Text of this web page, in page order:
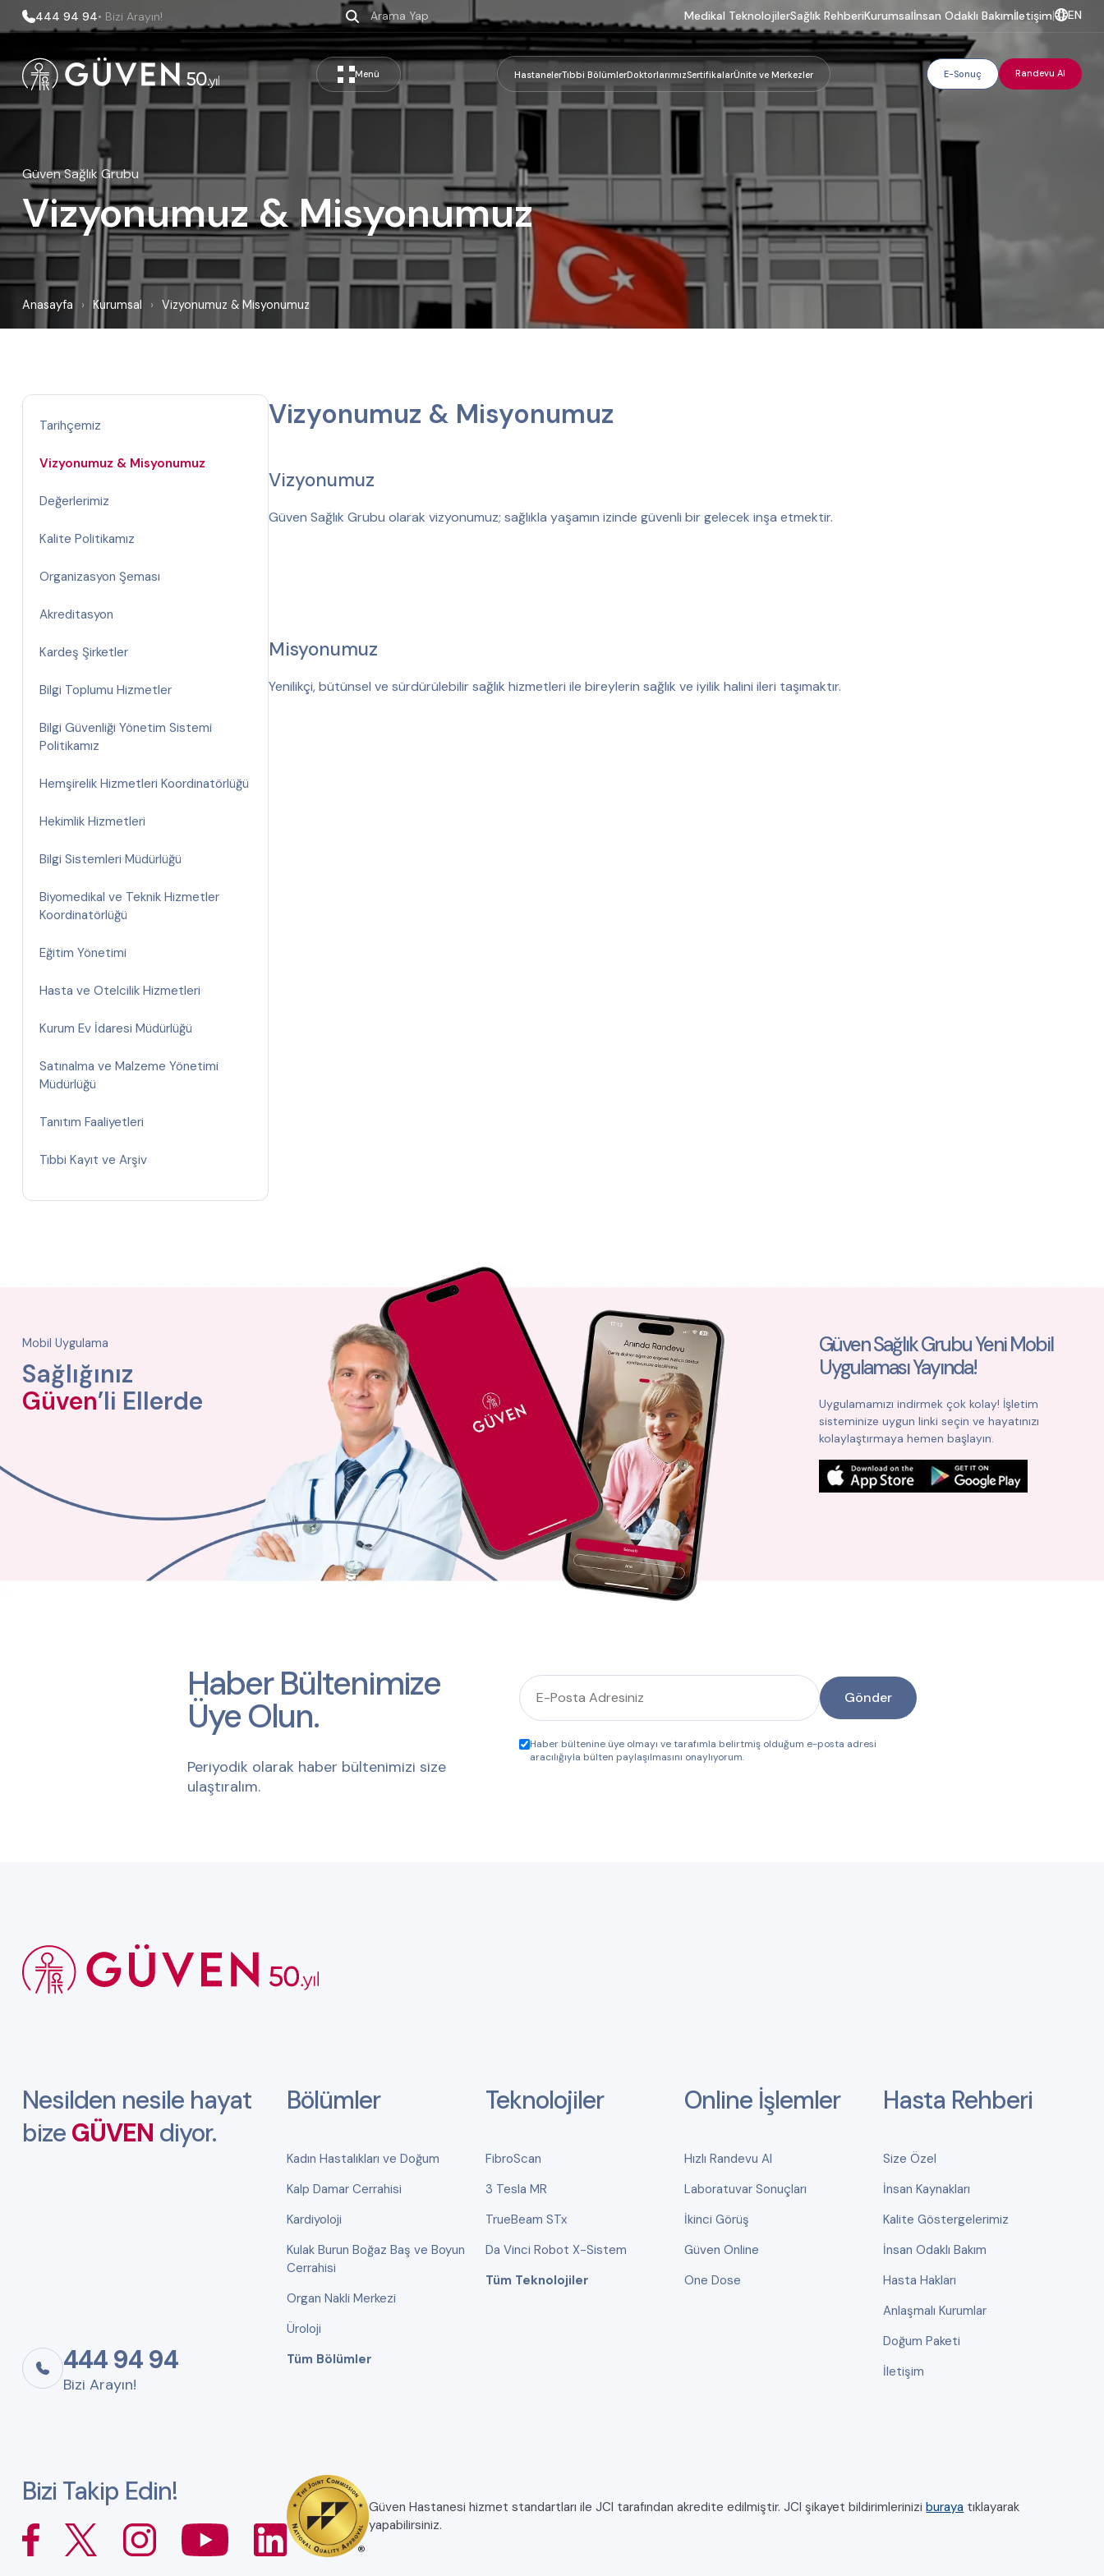
444 94 94• Bizi Arayın! Medikal TeknolojilerSağlık RehberiKurumsalİnsan Odaklı Bakımİletişim| EN
Menü HastanelerTıbbi BölümlerDoktorlarımızSertifikalarÜnite ve Merkezler E-Sonuç Randevu Al
Güven Sağlık Grubu
Vizyonumuz & Misyonumuz
Anasayfa › Kurumsal › Vizyonumuz & Misyonumuz
Tarihçemiz
Vizyonumuz & Misyonumuz
Değerlerimiz
Kalite Politikamız
Organizasyon Şeması
Akreditasyon
Kardeş Şirketler
Bilgi Toplumu Hizmetler
Bilgi Güvenliği Yönetim Sistemi
Politikamız
Hemşirelik Hizmetleri Koordinatörlüğü
Hekimlik Hizmetleri
Bilgi Sistemleri Müdürlüğü
Biyomedikal ve Teknik Hizmetler
Koordinatörlüğü
Eğitim Yönetimi
Hasta ve Otelcilik Hizmetleri
Kurum Ev İdaresi Müdürlüğü
Satınalma ve Malzeme Yönetimi
Müdürlüğü
Tanıtım Faaliyetleri
Tıbbi Kayıt ve Arşiv
Vizyonumuz & Misyonumuz
Vizyonumuz
Güven Sağlık Grubu olarak vizyonumuz; sağlıkla yaşamın izinde güvenli bir gelecek inşa etmektir.
Misyonumuz
Yenilikçi, bütünsel ve sürdürülebilir sağlık hizmetleri ile bireylerin sağlık ve iyilik halini ileri taşımaktır.
Mobil Uygulama
Sağlığınız
Güven’li Ellerde
Güven Sağlık Grubu Yeni Mobil
Uygulaması Yayında!
Uygulamamızı indirmek çok kolay! İşletim
sisteminize uygun linki seçin ve hayatınızı
kolaylaştırmaya hemen başlayın.
Haber Bültenimize
Üye Olun.
Periyodik olarak haber bültenimizi size
ulaştıralım.
Gönder
Haber bültenine üye olmayı ve tarafımla belirtmiş olduğum e-posta adresi
aracılığıyla bülten paylaşılmasını onaylıyorum.
Nesilden nesile hayat
bize GÜVEN diyor.
444 94 94
Bizi Arayın!
Bölümler
Kadın Hastalıkları ve Doğum
Kalp Damar Cerrahisi
Kardiyoloji
Kulak Burun Boğaz Baş ve Boyun
Cerrahisi
Organ Nakli Merkezi
Üroloji
Tüm Bölümler
Teknolojiler
FibroScan
3 Tesla MR
TrueBeam STx
Da Vinci Robot X-Sistem
Tüm Teknolojiler
Online İşlemler
Hızlı Randevu Al
Laboratuvar Sonuçları
İkinci Görüş
Güven Online
One Dose
Hasta Rehberi
Size Özel
İnsan Kaynakları
Kalite Göstergelerimiz
İnsan Odaklı Bakım
Hasta Hakları
Anlaşmalı Kurumlar
Doğum Paketi
İletişim
Bizi Takip Edin! Güven Hastanesi hizmet standartları ile JCI tarafından akredite edilmiştir. JCI şikayet bildirimleriniziburaya tıklayarak
yapabilirsiniz.